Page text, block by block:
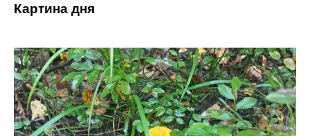
Картина дня